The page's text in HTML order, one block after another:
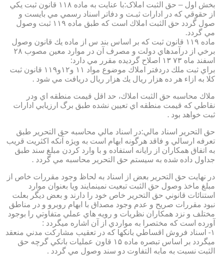
بخش اول – حق الثبت املاک:با عنايت به ماده ۱۱۸ قانون ثبت يكي
از حقوقي كه در ادارات ثبـت و دفاتر اسناد رسمي مي بايست و
صول گردد حق الثبت املاك است كه طبق ماده ۱۱۹ ثبت وصول
مي گردد.
ماده ۱۱۹ قانون ثبت كه بر اساس بند س از ماده يك قانون وصول
برخي از درآمدهاي دولت و مصرف آن در موارد معين مصوب ۲۸
اسفند ماه ۷۳ ۱۳ اصلاح گرديده مقرر مي دارد:
براي ثبت ملك دردفتر املاك موضوع مواد ۱۱ و۱۲و۱۱۹ قانون ثبت
كلا به ازاء هر ده هزار ريال يك هزار ريال دريافت مي شود .
ملاك محاسبه حق الثبت املاك، حد اقل قيمت منطقه اي ودر
نقاطي كه قيمت منطقه اي تعيين نشده طبق برگ ارزيابي ادارات
ثبت خواهد بود .
حق التحرير اسناد مالي:در اسناد مالي محاسبه حق التحرير طبق
تعرفه ارسالي و فاقد هرگونه ابهام است به ويژه آنكه اكثريت قريب
به اتفاق همكاران از رايانه استفاده و با وارد كردن مبلغ سند طبق
جداول داده شده به سيستم حق التحرير محاسبه مي گردد .
در نهايت حق التحرير بعض از اسناد به لحاظ وجود مقررات خاص از
مبلغ ماخذ وصول حق الثبت تبعيت نمينمايند ويا بعنوان موارد
استنائات قانوني حق التحرير خاص خود را دارند و بعض ديگر بعلت
نبود مقررات صريح و عدم وجود مصداق با ابهام روبرو و در مناطق
مختلف و نزد همكاران نظريات و رويه هاي عملي متفاوتي را بوجود
آورده است كه مختصرا به مواردي از آن اشاره ميگردد :
۱- اسناد فروش اقساطي بانكها كه در تعقيب مشاركت مدني منعقد
ميگردد بر اساس تبصره ماده ۱۵ قاون عمليات بانكي گرچه حق
الثبت نسبت به مابه التفاوت دو سند وصول مي گردد .